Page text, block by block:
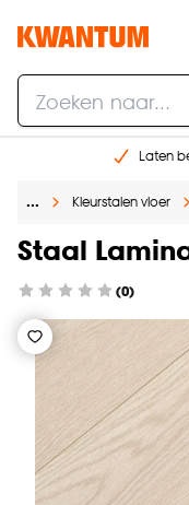
Laten
Gratis
… Kleurstalen vloer
Staal
(0)